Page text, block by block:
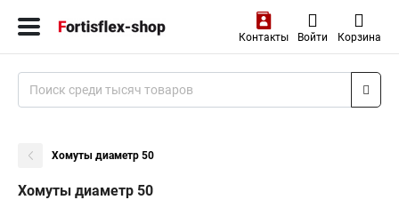
Контакты Войти Корзина
Хомуты диаметр 50
Хомуты диаметр 50